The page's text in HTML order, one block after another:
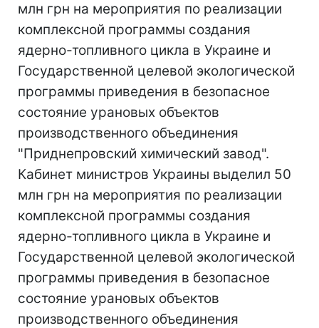
млн грн на мероприятия по реализации
комплексной программы создания
ядерно-топливного цикла в Украине и
Государственной целевой экологической
программы приведения в безопасное
состояние урановых объектов
производственного объединения
"Приднепровский химический завод".
Кабинет министров Украины выделил 50
млн грн на мероприятия по реализации
комплексной программы создания
ядерно-топливного цикла в Украине и
Государственной целевой экологической
программы приведения в безопасное
состояние урановых объектов
производственного объединения